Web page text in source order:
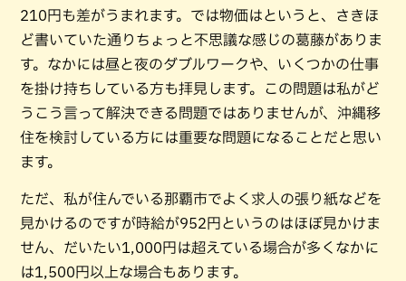
210円も差がうまれます。では物価はというと、さきほ
ど書いていた通りちょっと不思議な感じの葛藤がありま
す。なかには昼と夜のダブルワークや、いくつかの仕事
を掛け持ちしている方も拝見します。この問題は私がど
うこう言って解決できる問題ではありませんが、沖縄移
住を検討している方には重要な問題になることだと思い
ます。
ただ、私が住んでいる那覇市でよく求人の張り紙などを
見かけるのですが時給が952円というのはほぼ見かけま
せん、だいたい1,000円は超えている場合が多くなかに
は1,500円以上な場合もあります。